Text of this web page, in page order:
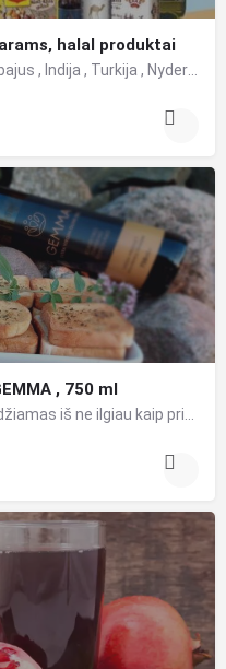
halal produktai
, 750 ml